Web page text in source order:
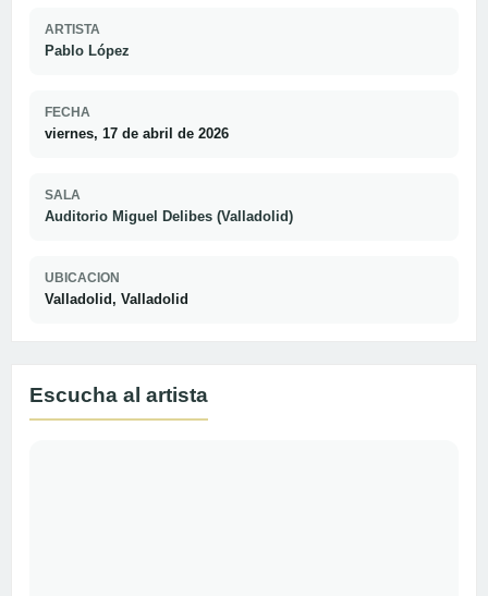
ARTISTA
Pablo López
FECHA
viernes, 17 de abril de 2026
SALA
Auditorio Miguel Delibes (Valladolid)
UBICACION
Valladolid, Valladolid
Escucha al artista